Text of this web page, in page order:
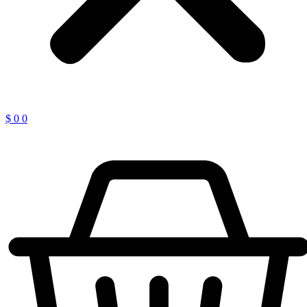
$ 0 0